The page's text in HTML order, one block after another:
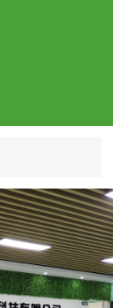
势、双甲资质
内环境净化治理
质”“室内环境
质等级证
有多名高级《环